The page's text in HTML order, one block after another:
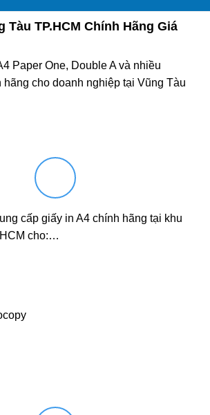
Tàu TP.HCM Chính Hãng Giá
Paper One, Double A và nhiều
cho doanh nghiệp tại Vũng Tàu
cấp giấy in A4 chính hãng tại khu
cho:…